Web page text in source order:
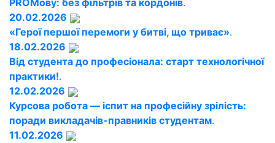
PROМову: без фільтрів та кордонів.
20.02.2026
«Герої першої перемоги у битві, що триває».
18.02.2026
Від студента до професіонала: старт технологічної
практики!.
12.02.2026
Курсова робота — іспит на професійну зрілість:
поради викладачів-правників студентам.
11.02.2026